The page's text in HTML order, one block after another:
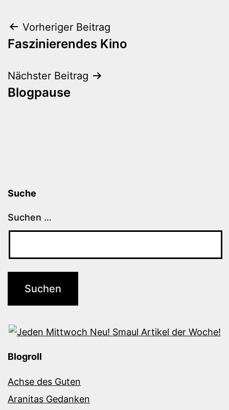
Beitragsnavigation
Vorheriger Beitrag
Faszinierendes Kino
Nächster Beitrag
Blogpause
Suche
Suchen …
Blogroll
Achse des Guten
Aranitas Gedanken